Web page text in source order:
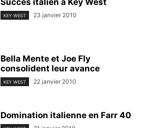
Succès italien à Key West
KEY WEST 23 janvier 2010
Bella Mente et Joe Fly
consolident leur avance
KEY WEST 22 janvier 2010
Domination italienne en Farr 40